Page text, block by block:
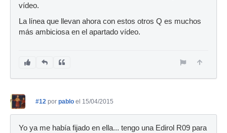
vídeo.
La línea que llevan ahora con estos otros Q es muchos
más ambiciosa en el apartado vídeo.
#12 por pablo el 15/04/2015
Yo ya me había fijado en ella... tengo una Edirol R09 para